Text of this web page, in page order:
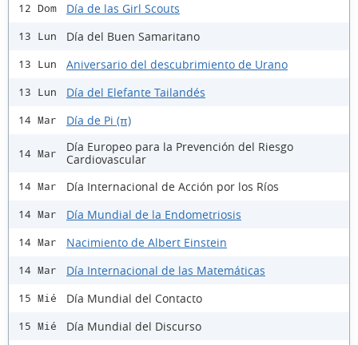
12 Dom Día de las Girl Scouts
13 Lun Día del Buen Samaritano
13 Lun Aniversario del descubrimiento de Urano
13 Lun Día del Elefante Tailandés
14 Mar Día de Pi (π)
14 Mar
Día Europeo para la Prevención del Riesgo
Cardiovascular
14 Mar Día Internacional de Acción por los Ríos
14 Mar Día Mundial de la Endometriosis
14 Mar Nacimiento de Albert Einstein
14 Mar Día Internacional de las Matemáticas
15 Mié Día Mundial del Contacto
15 Mié Día Mundial del Discurso